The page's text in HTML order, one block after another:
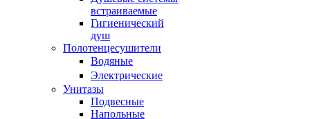
встраиваемые
Гигиенический
душ
Полотенцесушители
ㅤВодяные
ㅤЭлектрические
Унитазы
Подвесные
Напольные